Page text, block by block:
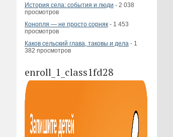
История села: события и люди - 2 038
просмотров
Конопля — не просто сорняк- 1 453
просмотров
Каков сельский глава, таковы и дела- 1
382 просмотров
enroll_1_class1fd28